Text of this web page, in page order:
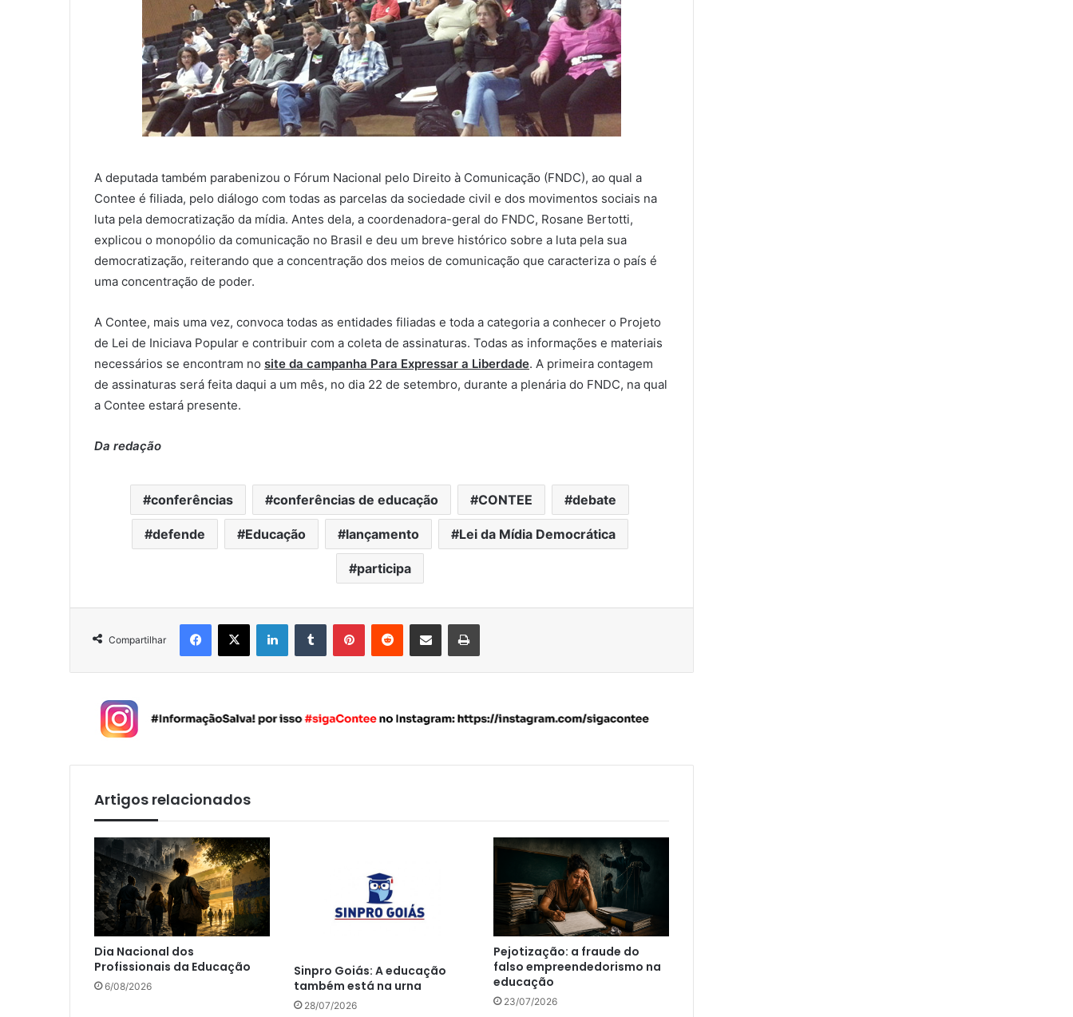
A deputada também parabenizou o Fórum Nacional pelo Direito à Comunicação (FNDC), ao qual a
Contee é filiada, pelo diálogo com todas as parcelas da sociedade civil e dos movimentos sociais na
luta pela democratização da mídia. Antes dela, a coordenadora-geral do FNDC, Rosane Bertotti,
explicou o monopólio da comunicação no Brasil e deu um breve histórico sobre a luta pela sua
democratização, reiterando que a concentração dos meios de comunicação que caracteriza o país é
uma concentração de poder.
A Contee, mais uma vez, convoca todas as entidades filiadas e toda a categoria a conhecer o Projeto
de Lei de Iniciava Popular e contribuir com a coleta de assinaturas. Todas as informações e materiais
necessários se encontram no site da campanha Para Expressar a Liberdade. A primeira contagem
de assinaturas será feita daqui a um mês, no dia 22 de setembro, durante a plenária do FNDC, na qual
a Contee estará presente.
Da redação
conferências conferências de educação CONTEE debate
defende Educação lançamento Lei da Mídia Democrática
participa
Compartilhar
Artigos relacionados
Dia Nacional dos
Profissionais da Educação
6/08/2026
Sinpro Goiás: A educação
também está na urna
28/07/2026
Pejotização: a fraude do
falso empreendedorismo na
educação
23/07/2026